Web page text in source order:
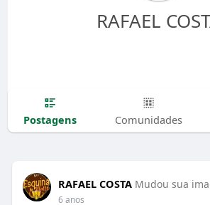
RAFAEL
Postagens Comunidades
RAFAEL COSTA Mudou sua
6 anos